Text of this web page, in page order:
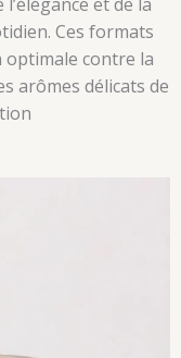
Ces formats
contre la
arômes délicats de